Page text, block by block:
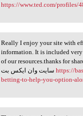
https://www.ted.com/profiles/
I enjoy your site
Really I enjoy your site with
information. It is included
of our resources.thanks for
https://
betting-to-help-you-option-